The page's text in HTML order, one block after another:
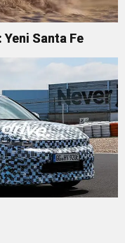
Yeni Santa Fe